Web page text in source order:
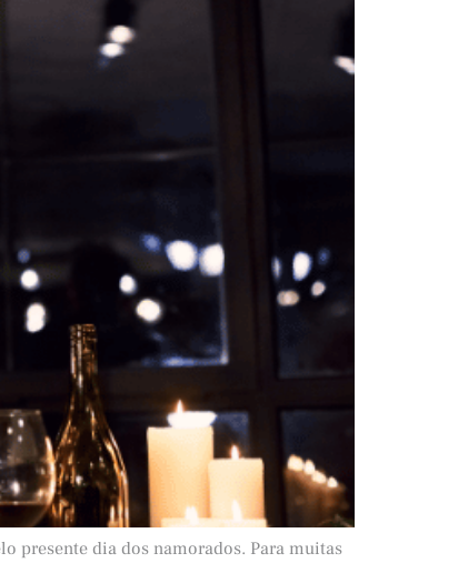
presente dia dos namorados. Para muitas